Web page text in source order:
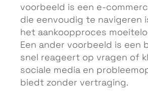
voorbeeld is een e-
die eenvoudig te navigeren
het aankoopproces
Een ander voorbeeld is een
snel reageert op vragen of
sociale media en
biedt zonder vertraging.